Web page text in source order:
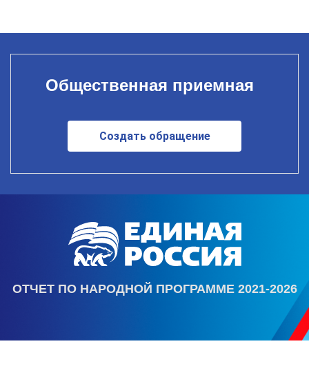
Общественная приемная
Создать обращение
ОТЧЕТ ПО НАРОДНОЙ ПРОГРАММЕ 2021-2026